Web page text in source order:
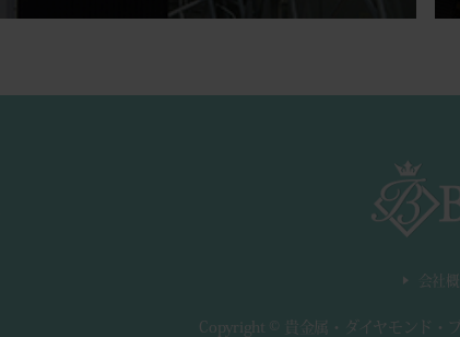
会社
Copyright © 貴金属・ダイヤモンド・